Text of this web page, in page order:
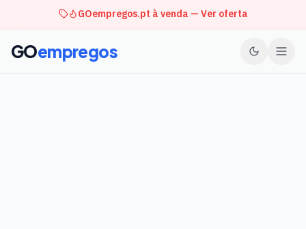
GOempregos.pt à venda — Ver oferta
GOempregos